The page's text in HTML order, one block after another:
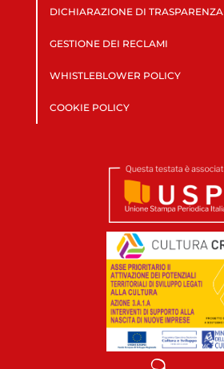
DICHIARAZIONE DI TRASPARENZA
GESTIONE DEI RECLAMI
WHISTLEBLOWER POLICY
COOKIE POLICY